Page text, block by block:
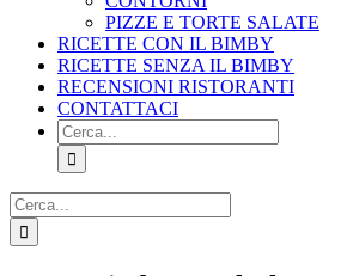
PIZZE E TORTE SALATE
RICETTE CON IL BIMBY
RICETTE SENZA IL BIMBY
RECENSIONI RISTORANTI
CONTATTACI
Cerca
per:
Cerca
per: